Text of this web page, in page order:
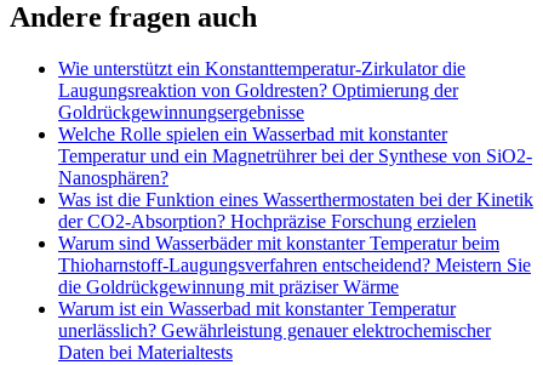
Andere fragen auch
Wie unterstützt ein Konstanttemperatur-Zirkulator die
Laugungsreaktion von Goldresten? Optimierung der
Goldrückgewinnungsergebnisse
Welche Rolle spielen ein Wasserbad mit konstanter
Temperatur und ein Magnetrührer bei der Synthese von SiO2-
Nanosphären?
Was ist die Funktion eines Wasserthermostaten bei der Kinetik
der CO2-Absorption? Hochpräzise Forschung erzielen
Warum sind Wasserbäder mit konstanter Temperatur beim
Thioharnstoff-Laugungsverfahren entscheidend? Meistern Sie
die Goldrückgewinnung mit präziser Wärme
Warum ist ein Wasserbad mit konstanter Temperatur
unerlässlich? Gewährleistung genauer elektrochemischer
Daten bei Materialtests